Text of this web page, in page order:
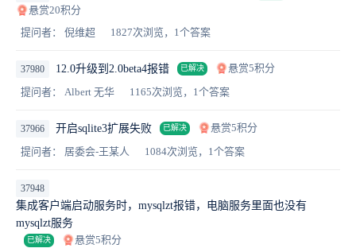
悬赏20积分
提问者： 倪维超
1827次浏览，1个答案
37980 12.0升级到2.0beta4报错 已解决
悬赏5积分
提问者： Albert 无华
1165次浏览，1个答案
37966 开启sqlite3扩展失败 已解决
悬赏5积分
提问者： 居委会-王某人
1084次浏览，1个答案
37948
集成客户端启动服务时，mysqlzt报错，电脑服务里面也没有
mysqlzt服务
已解决 悬赏5积分